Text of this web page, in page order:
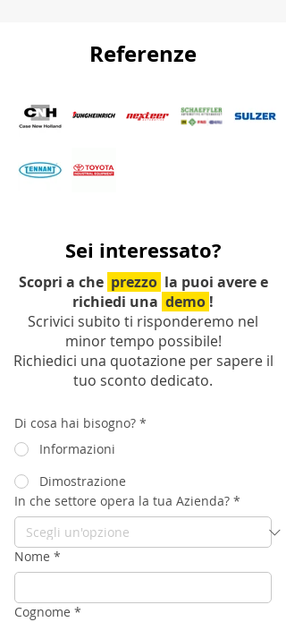
Referenze
Sei interessato?
Scopri a che prezzo la puoi avere e
richiedi una demo !
Scrivici subito ti risponderemo nel
minor tempo possibile!
Richiedici una quotazione per sapere il
tuo sconto dedicato.
Di cosa hai bisogno? *
Informazioni
Dimostrazione
In che settore opera la tua Azienda? *
Nome *
Cognome *